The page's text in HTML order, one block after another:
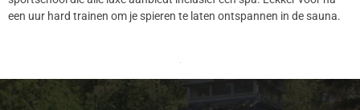
een uur hard trainen om je spieren te laten ontspannen in de sauna.